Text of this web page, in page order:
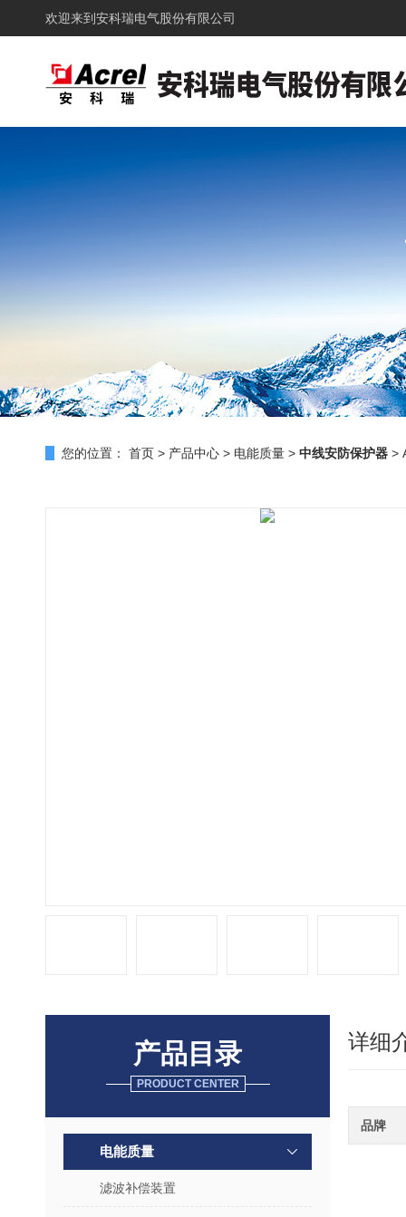
欢迎来到 安科瑞电气股份有限公司
您的位置： 首页 > 产品中心 > 电能质量 > 中线安防保护器 >
产品目录
PRODUCT CENTER
电能质量
滤波补偿装置
详细
品牌